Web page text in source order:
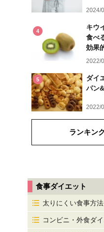
2024/
4
キウ
食べ
効果
2022/
5
ダイ
パン
2022/
ランキン
食事ダイエット
太りにくい食事方法
コンビニ・外食ダ